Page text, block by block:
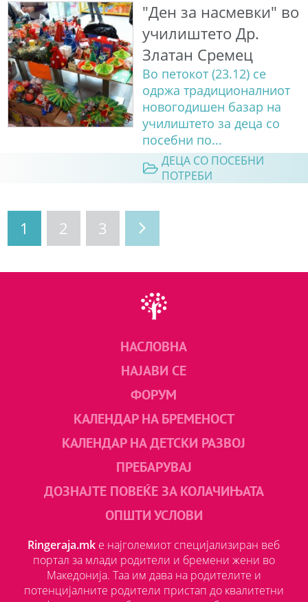
"Ден за насмевки" во
училиштето Др.
Златан Сремец
Во петокот (23.12) се
одржа традиционалниот
новогодишен базар на
училиштето за деца со
посебни по...
ДЕЦА СО ПОСЕБНИ
ПОТРЕБИ
1 2 3
НАСЛОВНА
НАЈАВИ СЕ
ФОРУМ
КАЛЕНДАР НА БРЕМЕНОСТ
КАЛЕНДАР НА ДЕТСКИ РАЗВОЈ
ПРЕБАРУВАЈ
ДОЗНАЈТЕ ПОВЕЌЕ ЗА КОЛАЧИЊАТА
ОПШТИ УСЛОВИ
Ringeraja.mk е најголемиот специјализиран веб
портал за млади родители и бремени жени во
Македонија. Таа им дава на родителите и
потенцијалните родители пристап до квалитетни